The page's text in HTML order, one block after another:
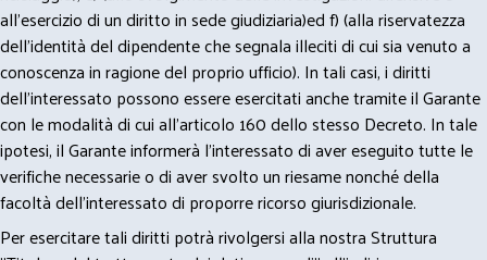
all’esercizio di un diritto in sede giudiziaria)ed f) (alla riservatezza
dell’identità del dipendente che segnala illeciti di cui sia venuto a
conoscenza in ragione del proprio ufficio). In tali casi, i diritti
dell’interessato possono essere esercitati anche tramite il Garante
con le modalità di cui all’articolo 160 dello stesso Decreto. In tale
ipotesi, il Garante informerà l’interessato di aver eseguito tutte le
verifiche necessarie o di aver svolto un riesame nonché della
facoltà dell’interessato di proporre ricorso giurisdizionale.
Per esercitare tali diritti potrà rivolgersi alla nostra Struttura